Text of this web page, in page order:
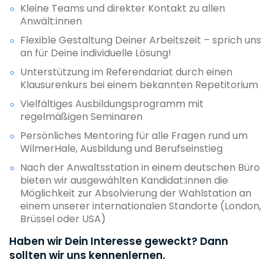
Kleine Teams und direkter Kontakt zu allen
Anwält:innen
Flexible Gestaltung Deiner Arbeitszeit – sprich uns
an für Deine individuelle Lösung!
Unterstützung im Referendariat durch einen
Klausurenkurs bei einem bekannten Repetitorium
Vielfältiges Ausbildungsprogramm mit
regelmäßigen Seminaren
Persönliches Mentoring für alle Fragen rund um
WilmerHale, Ausbildung und Berufseinstieg
Nach der Anwaltsstation in einem deutschen Büro
bieten wir ausgewählten Kandidat:innen die
Möglichkeit zur Absolvierung der Wahlstation an
einem unserer internationalen Standorte (London,
Brüssel oder USA)
Haben wir Dein Interesse geweckt? Dann
sollten wir uns kennenlernen.